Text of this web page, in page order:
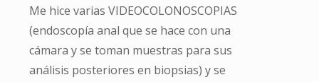
Me hice varias VIDEOCOLONOSCOPIAS
(endoscopía anal que se hace con una
cámara y se toman muestras para sus
análisis posteriores en biopsias) y se